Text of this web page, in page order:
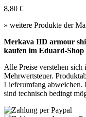
8,80 €
» weitere Produkte der
Merkava IID armour
kaufen im Eduard-Shop
Alle Preise verstehen
Mehrwertsteuer.
Lieferumfang abweichen.
sind technisch bedingt